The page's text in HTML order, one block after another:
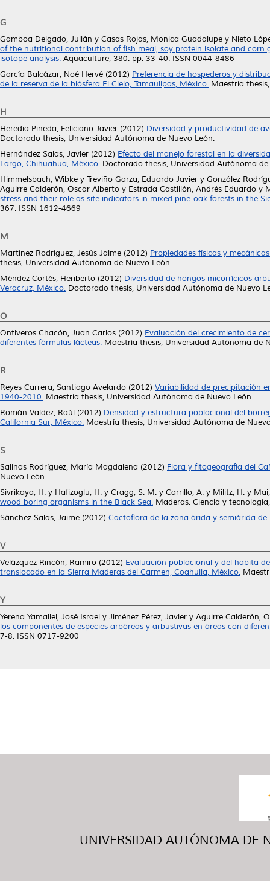
G
Gamboa Delgado, Julián y Casas Rojas, Monica Guadalupe y Nieto
of the nutritional contribution of fish meal, soy protein isolate and
isotope analysis. Aquaculture, 380. pp. 33-40. ISSN 0044-8486
García Balcázar, Noé Hervé (2012) Preferencia de hospederos y
de la reserva de la biósfera El Cielo, Tamaulipas, México. Maestría
H
Heredia Pineda, Feliciano Javier (2012) Diversidad y productividad de
Doctorado thesis, Universidad Autónoma de Nuevo León.
Hernández Salas, Javier (2012) Efecto del manejo forestal en la
Largo, Chihuahua, México. Doctorado thesis, Universidad Autónoma de
Himmelsbach, Wibke y Treviño Garza, Eduardo Javier y González
Aguirre Calderón, Oscar Alberto y Estrada Castillón, Andrés Eduardo y
stress and their role as site indicators in mixed pine-oak forests in the
367. ISSN 1612-4669
M
Martínez Rodríguez, Jesús Jaime (2012) Propiedades físicas y
thesis, Universidad Autónoma de Nuevo León.
Méndez Cortés, Heriberto (2012) Diversidad de hongos micorrícicos
Veracruz, México. Doctorado thesis, Universidad Autónoma de Nuevo
O
Ontiveros Chacón, Juan Carlos (2012) Evaluación del crecimiento de
diferentes fórmulas lácteas. Maestría thesis, Universidad Autónoma de
R
Reyes Carrera, Santiago Avelardo (2012) Variabilidad de precipitación
1940-2010. Maestría thesis, Universidad Autónoma de Nuevo León.
Román Valdez, Raúl (2012) Densidad y estructura poblacional del
California Sur, México. Maestría thesis, Universidad Autónoma de
S
Salinas Rodríguez, María Magdalena (2012) Flora y fitogeografía del
Nuevo León.
Sivrikaya, H. y Hafizoglu, H. y Cragg, S. M. y Carrillo, A. y Militz, H. y
wood boring organisms in the Black Sea. Maderas. Ciencia y
Sánchez Salas, Jaime (2012) Cactoflora de la zona árida y semiárida
V
Velázquez Rincón, Ramiro (2012) Evaluación poblacional y del habita
translocado en la Sierra Maderas del Carmen, Coahuila, México.
Y
Yerena Yamallel, José Israel y Jiménez Pérez, Javier y Aguirre Calderón,
los componentes de especies arbóreas y arbustivas en áreas con
7-8. ISSN 0717-9200
UNIVERSIDAD AUTÓNOMA DE